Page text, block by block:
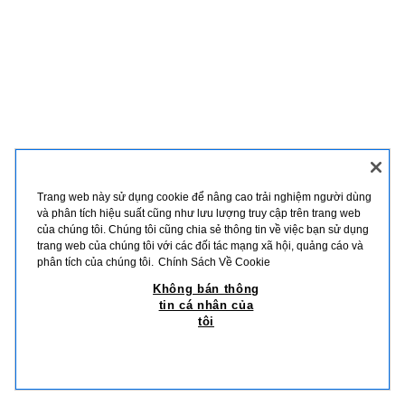
Trang web này sử dụng cookie để nâng cao trải nghiệm người dùng
và phân tích hiệu suất cũng như lưu lượng truy cập trên trang web
của chúng tôi. Chúng tôi cũng chia sẻ thông tin về việc bạn sử dụng
trang web của chúng tôi với các đối tác mạng xã hội, quảng cáo và
phân tích của chúng tôi. Chính Sách Về Cookie
Không bán thông
tin cá nhân của
tôi